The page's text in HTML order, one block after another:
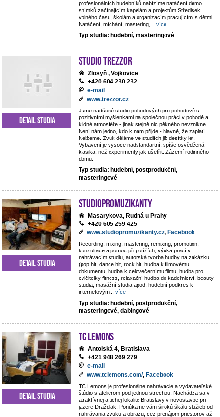
profesionálních hudebníků nabízíme natáčení demo
snímků začínajícím kapelám a projektům Středisek
volného času, školám a organizacím pracujícími s dětmi.
Natáčení, míchání, mastering,
více
Typ studia: hudební, masteringové
STUDIO TREZZOR
Zlosyň , Vojkovice
+420 604 230 232
e-mail
www.trezzor.cz
Jsme nadšené studio pohodových pro pohodové s
pozitivními myšlenkami na společnou práci v pohodě a
klidné atmosféře - jinak stejně nic pěkného nevznikne.
Není nám jedno, kdo k nám přijde - hlavně, že zaplatí.
Nelžeme. Zvuk děláme ve studiích již desítky let.
Vybavení je vysoce nadstandartní, spíše osvědčená
klasika, než experimenty jak ušetřit. Zázemí rodinného
domu.
Typ studia: hudební, postprodukční,
masteringové
Detail studia
StudioPROmuzikanty
Masarykova, Rudná u Prahy
+420 605 259 425
www.studiopromuzikanty.cz, Facebook
Recording, mixing, mastering, remixing, promotion,
konzultace a pomoc při potížích, výuka prací v
nahrávacím studiu, autorská tvorba hudby na zakázku
(pop hit, dance hit, rock hit, hudba k filmovému
dokumentu, hudba k celovečernímu filmu, hudba pro
cvičitelky fitness, relaxační hudba do kadeřnictví, beauty
studia, masážní studia apod, hudební podkres k
internetovým
více
Typ studia: hudební, postprodukční,
masteringové, dabingové
Detail studia
TC Lemons
Antolská 4, Bratislava
+421 948 269 279
e-mail
www.tclemons.com/, Facebook
TC Lemons je profesionálne nahrávacie a vydavateľské
štúdio s ateliérom pod jednou strechou. Nachádza sa v
atraktívnej a tichej lokalite Bratislavy v novostavbe pri
jazere Draždiak. Ponúkame vám širokú škálu služieb od
nahrávania zvuku a obrazu, cez prenájom priestorov až
Detail studia